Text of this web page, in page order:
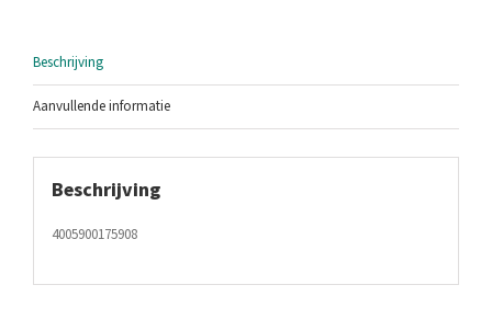
Beschrijving
Aanvullende informatie
Beschrijving
4005900175908